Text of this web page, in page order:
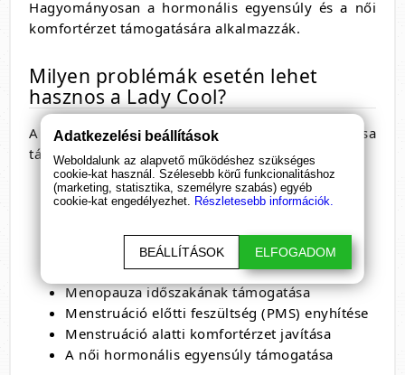
Hagyományosan a hormonális egyensúly és a női
komfortérzet támogatására alkalmazzák.
Milyen problémák esetén lehet
hasznos a Lady Cool?
A Lady Cool kapszula rendszeres alkalmazása
támogatást nyújthat az alábbi esetekben:
Hőhullámok csökkentése természetes
módon
Hangulatingadozások mérséklése
Fokozott stressz és idegesség kezelése
Menopauza időszakának támogatása
Menstruáció előtti feszültség (PMS) enyhítése
Menstruáció alatti komfortérzet javítása
A női hormonális egyensúly támogatása
Adatkezelési beállítások
Weboldalunk az alapvető működéshez szükséges
cookie-kat használ. Szélesebb körű funkcionalitáshoz
(marketing, statisztika, személyre szabás) egyéb
cookie-kat engedélyezhet. Részletesebb információk.
BEÁLLÍTÁSOK ELFOGADOM